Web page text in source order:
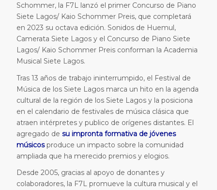
Schommer, la F7L lanzó el primer Concurso de Piano
Siete Lagos/ Kaio Schommer Preis, que completará
en 2023 su octava edición. Sonidos de Huemul,
Camerata Siete Lagos y el Concurso de Piano Siete
Lagos/ Kaio Schommer Preis conforman la Academia
Musical Siete Lagos.
Tras 13 años de trabajo ininterrumpido, el Festival de
Música de los Siete Lagos marca un hito en la agenda
cultural de la región de los Siete Lagos y la posiciona
en el calendario de festivales de música clásica que
atraen intérpretes y publico de orígenes distantes. El
agregado de su impronta formativa de jóvenes
músicosproduce un impacto sobre la comunidad
ampliada que ha merecido premios y elogios.
Desde 2005, gracias al apoyo de donantes y
colaboradores, la F7L promueve la cultura musical y el